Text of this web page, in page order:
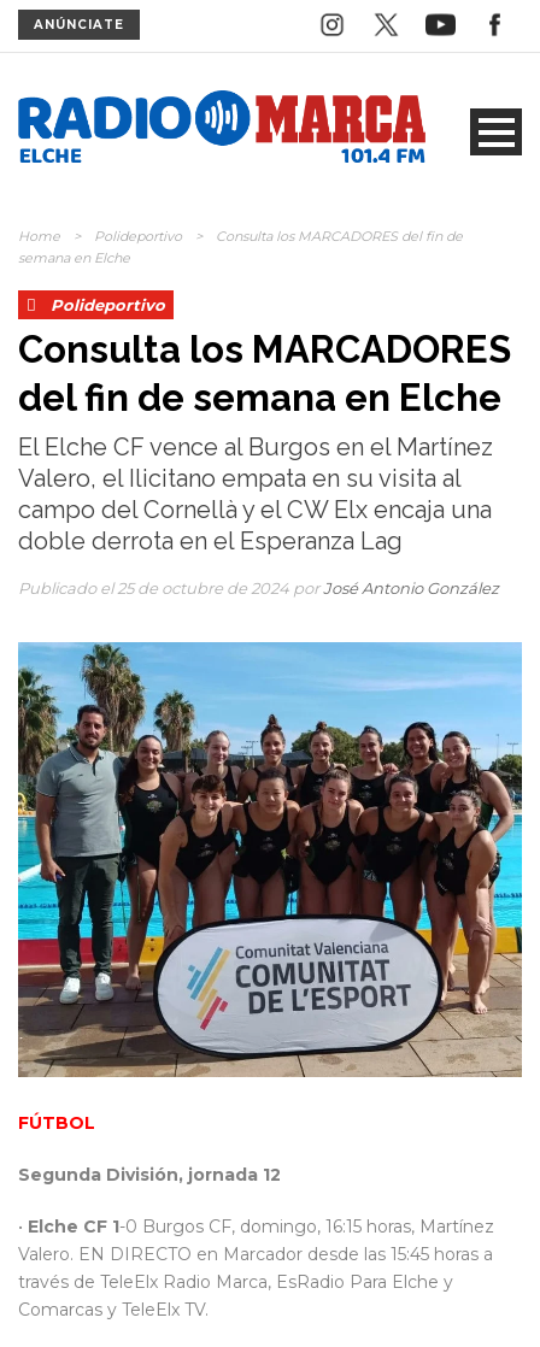
ANÚNCIATE
Home > Polideportivo >
Consulta los MARCADORES del fin de
semana en Elche
Polideportivo
Consulta los MARCADORES
del fin de semana en Elche
El Elche CF vence al Burgos en el Martínez
Valero, el Ilicitano empata en su visita al
campo del Cornellà y el CW Elx encaja una
doble derrota en el Esperanza Lag
Publicado el 25 de octubre de 2024 porJosé Antonio González
FÚTBOL
Segunda División, jornada 12
• Elche CF 1-0 Burgos CF, domingo, 16:15 horas, Martínez
Valero. EN DIRECTO en Marcador desde las 15:45 horas a
través de TeleElx Radio Marca, EsRadio Para Elche y
Comarcas y TeleElx TV.